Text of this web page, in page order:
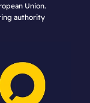
Union.
authority